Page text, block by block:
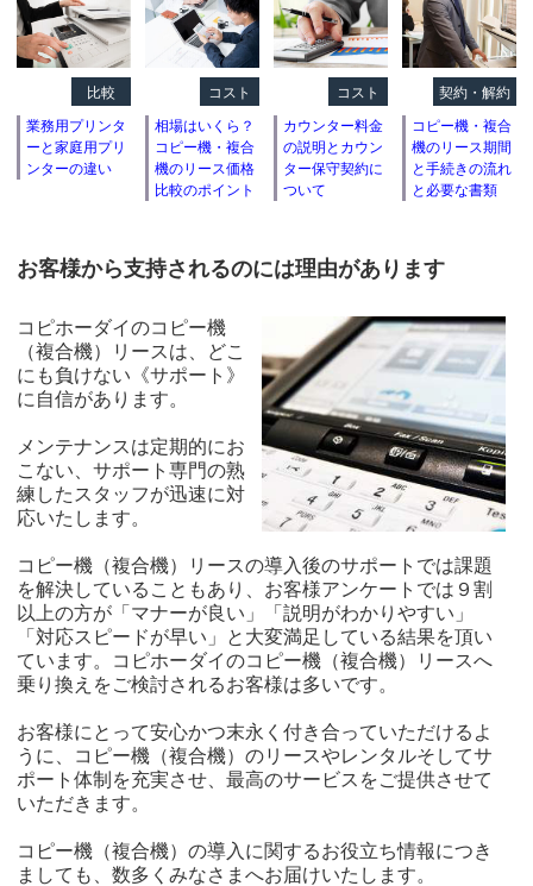
比較
業務用プリンタ
ーと家庭用プリ
ンターの違い
コスト
相場はいくら？
コピー機・複合
機のリース価格
比較のポイント
コスト
カウンター料金
の説明とカウン
ター保守契約に
ついて
契約・解約
コピー機・複合
機のリース期間
と手続きの流れ
と必要な書類
お客様から支持されるのには理由があります
コピホーダイのコピー機
（複合機）リースは、どこ
にも負けない《サポート》
に自信があります。
メンテナンスは定期的にお
こない、サポート専門の熟
練したスタッフが迅速に対
応いたします。
コピー機（複合機）リースの導入後のサポートでは課題
を解決していることもあり、お客様アンケートでは９割
以上の方が「マナーが良い」「説明がわかりやすい」
「対応スピードが早い」と大変満足している結果を頂い
ています。コピホーダイのコピー機（複合機）リースへ
乗り換えをご検討されるお客様は多いです。
お客様にとって安心かつ末永く付き合っていただけるよ
うに、コピー機（複合機）のリースやレンタルそしてサ
ポート体制を充実させ、最高のサービスをご提供させて
いただきます。
コピー機（複合機）の導入に関するお役立ち情報につき
ましても、数多くみなさまへお届けいたします。